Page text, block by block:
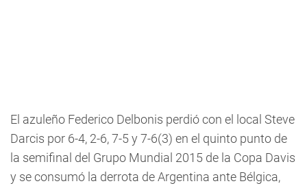
El azuleño Federico Delbonis perdió con el local Steve
Darcis por 6-4, 2-6, 7-5 y 7-6(3) en el quinto punto de
la semifinal del Grupo Mundial 2015 de la Copa Davis
y se consumó la derrota de Argentina ante Bélgica,